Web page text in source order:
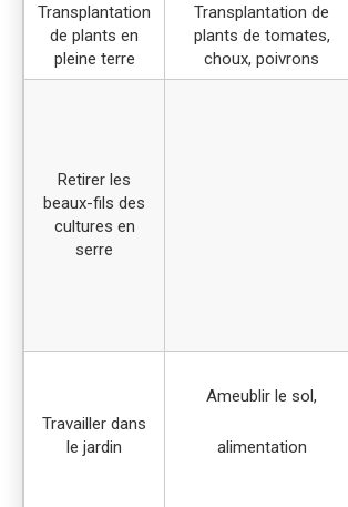
Transplantation
de plants en
pleine terre
Transplantation de
plants de tomates,
choux, poivrons
Retirer les
beaux-fils des
cultures en
serre
Travailler dans
le jardin
Ameublir le sol,
alimentation